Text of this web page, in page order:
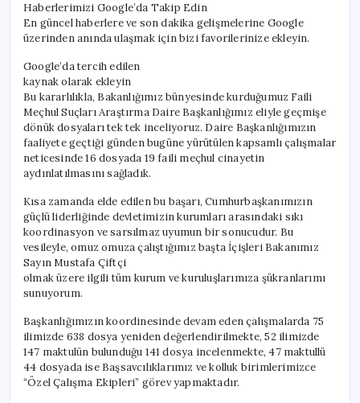
Haberlerimizi Google’da Takip Edin
En güncel haberlere ve son dakika gelişmelerine Google
üzerinden anında ulaşmak için bizi favorilerinize ekleyin.
Google’da tercih edilen
kaynak olarak ekleyin
Bu kararlılıkla, Bakanlığımız bünyesinde kurduğumuz Faili
Meçhul Suçları Araştırma Daire Başkanlığımız eliyle geçmişe
dönük dosyaları tek tek inceliyoruz. Daire Başkanlığımızın
faaliyete geçtiği günden bugüne yürütülen kapsamlı çalışmalar
neticesinde 16 dosyada 19 faili meçhul cinayetin
aydınlatılmasını sağladık.
Kısa zamanda elde edilen bu başarı, Cumhurbaşkanımızın
güçlü liderliğinde devletimizin kurumları arasındaki sıkı
koordinasyon ve sarsılmaz uyumun bir sonucudur. Bu
vesileyle, omuz omuza çalıştığımız başta İçişleri Bakanımız
Sayın Mustafa Çiftçi
olmak üzere ilgili tüm kurum ve kuruluşlarımıza şükranlarımı
sunuyorum.
Başkanlığımızın koordinesinde devam eden çalışmalarda 75
ilimizde 638 dosya yeniden değerlendirilmekte, 52 ilimizde
147 maktulün bulunduğu 141 dosya incelenmekte, 47 maktullü
44 dosyada ise Başsavcılıklarımız ve kolluk birimlerimizce
“Özel Çalışma Ekipleri” görev yapmaktadır.